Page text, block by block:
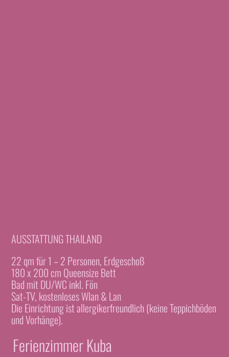
AUSSTATTUNG THAILAND
22 qm für 1 – 2 Personen, Erdgeschoß
180 x 200 cm Queensize Bett
Bad mit DU/WC inkl. Fön
Sat-TV, kostenloses Wlan & Lan
Die Einrichtung ist allergikerfreundlich (keine Teppichböden
und Vorhänge).
Ferienzimmer Kuba